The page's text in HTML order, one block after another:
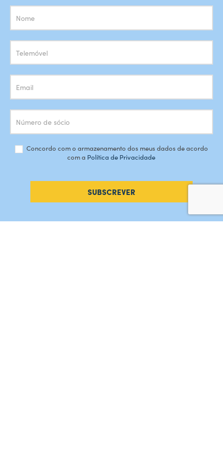
Subscrição
Newsletter
Concordo com o armazenamento dos meus dados de acordo
com a Política de Privacidade
SUBSCREVER